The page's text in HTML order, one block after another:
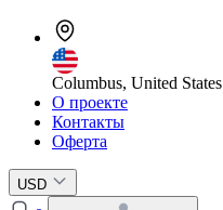
Columbus, United States
О проекте
Контакты
Оферта
USD